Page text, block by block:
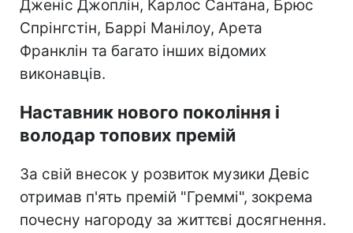
Дженіс Джоплін, Карлос Сантана, Брюс
Спрінгстін, Баррі Манілоу, Арета
Франклін та багато інших відомих
виконавців.
Наставник нового покоління і
володар топових премій
За свій внесок у розвиток музики Девіс
отримав п'ять премій "Греммі", зокрема
почесну нагороду за життєві досягнення.